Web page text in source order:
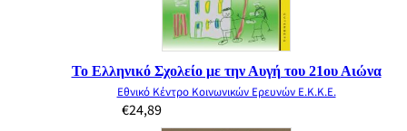
Το Ελληνικό Σχολείο με την Αυγή του 21ου Αιώνα
Εθνικό Κέντρο Κοινωνικών Ερευνών Ε.Κ.Κ.Ε.
€24,89